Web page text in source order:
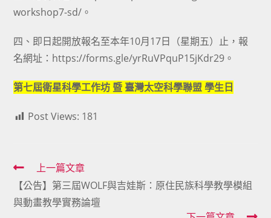
workshop7-sd/。
四、即日起開放報名至本年10月17日（星期五）止，報
名網址：https://forms.gle/yrRuVPquP15jKdr29。
第七屆衛星科學工作坊 暨 臺灣太空科學聯盟 學生日
Post Views: 181
Read
more
articles
上一篇文章
【公告】第三屆WOLF與吉娃斯：原住民族科學教學模組
與動畫教學實務論壇